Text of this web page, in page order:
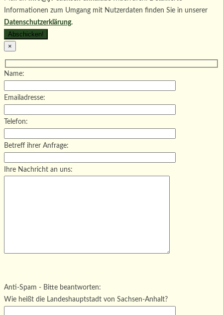
Informationen zum Umgang mit Nutzerdaten finden Sie in unserer
Datenschutzerklärung.
×
Name:
Emailadresse:
Telefon:
Betreff ihrer Anfrage:
Ihre Nachricht an uns:
Bitte lasse dieses Feld leer.
Anti-Spam - Bitte beantworten:
Wie heißt die Landeshauptstadt von Sachsen-Anhalt?